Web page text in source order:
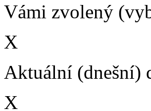
Vámi zvolený
X
Aktuální (dnešní)
X